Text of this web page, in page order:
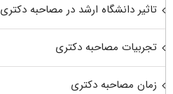
تاثیر دانشگاه ارشد در مصاحبه دکتری
تجربیات مصاحبه دکتری
زمان مصاحبه دکتری